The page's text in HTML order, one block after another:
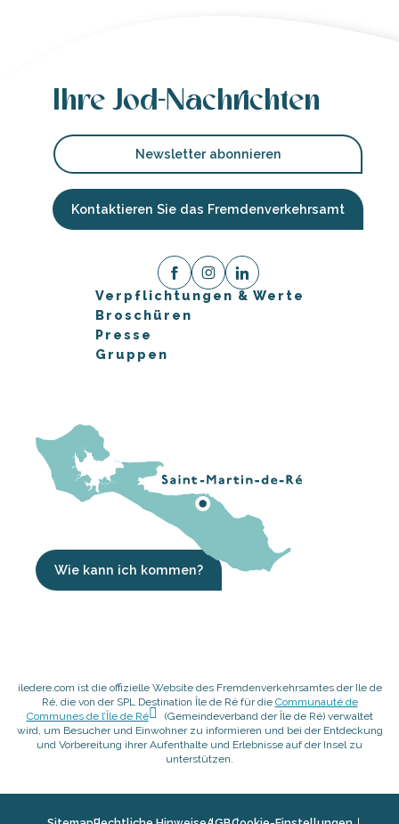
Ihre Jod-Nachrichten
Newsletter abonnieren
Kontaktieren Sie das Fremdenverkehrsamt
Verpflichtungen & Werte
Broschüren
Presse
Gruppen
Wie kann ich kommen?
iledere.com ist die offizielle Website des Fremdenverkehrsamtes der Ile de
Ré, die von der SPL Destination Île de Ré für die Communauté de
Communes de l’Île de Ré
(Gemeindeverband der Île de Ré) verwaltet
wird, um Besucher und Einwohner zu informieren und bei der Entdeckung
und Vorbereitung ihrer Aufenthalte und Erlebnisse auf der Insel zu
unterstützen.